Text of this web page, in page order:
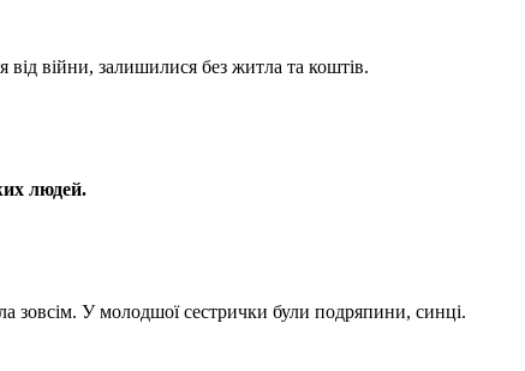
війни, залишилися без житла та коштів.
людей.
зовсім. У молодшої сестрички були подряпини, синці.